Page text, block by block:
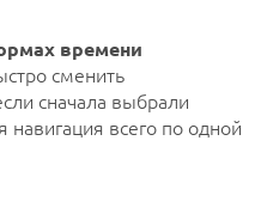
времени
сменить
сначала выбрали
всего по одной